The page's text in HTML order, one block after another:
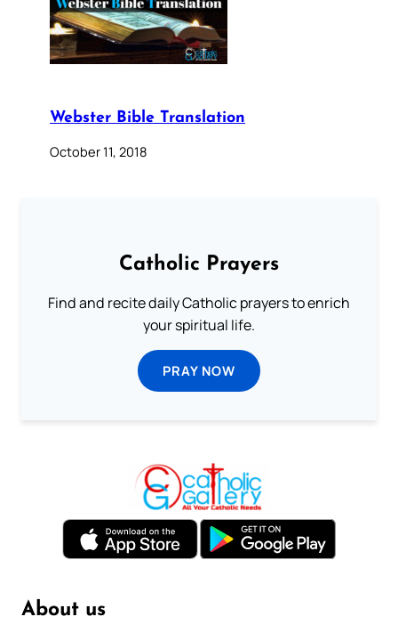
Webster Bible Translation
October 11, 2018
Catholic Prayers
Find and recite daily Catholic prayers to enrich
your spiritual life.
PRAY NOW
About us